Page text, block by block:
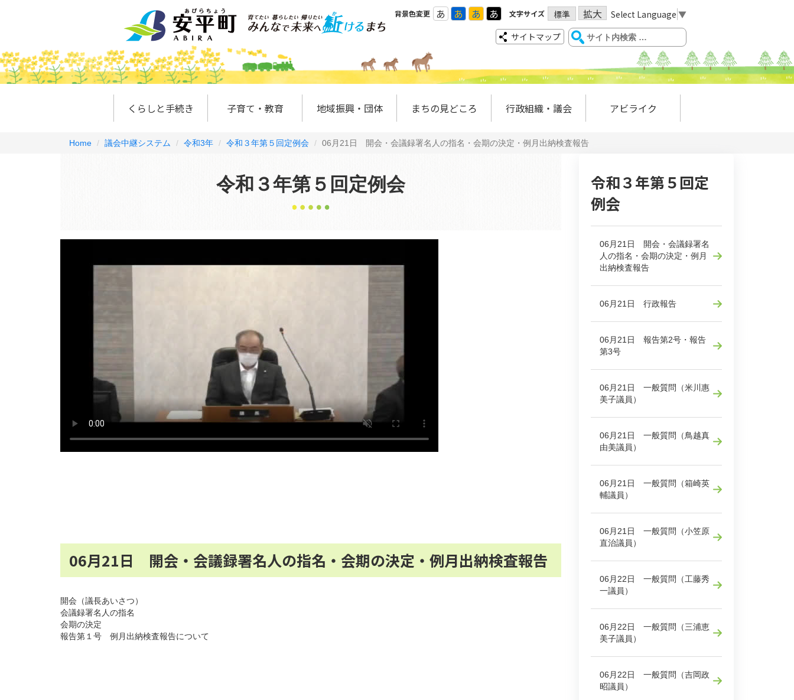
背景色変更 あ あ あ あ 文字サイズ 標準 拡大 Select Language ▼
サイトマップ
くらしと手続き 子育て・教育 地域振興・団体 まちの見どころ 行政組織・議会 アビライク
Home 議会中継システム 令和3年 令和３年第５回定例会 06月21日 開会・会議録署名人の指名・会期の決定・例月出納検査報告
令和３年第５回定例会
06月21日 開会・会議録署名人の指名・会期の決定・例月出納検査報告
開会（議長あいさつ）
会議録署名人の指名
会期の決定
報告第１号 例月出納検査報告について
令和３年第５回定
例会
06月21日 開会・会議録署名
人の指名・会期の決定・例月
出納検査報告
06月21日 行政報告
06月21日 報告第2号・報告
第3号
06月21日 一般質問（米川惠
美子議員）
06月21日 一般質問（鳥越真
由美議員）
06月21日 一般質問（箱崎英
輔議員）
06月21日 一般質問（小笠原
直治議員）
06月22日 一般質問（工藤秀
一議員）
06月22日 一般質問（三浦恵
美子議員）
06月22日 一般質問（吉岡政
昭議員）